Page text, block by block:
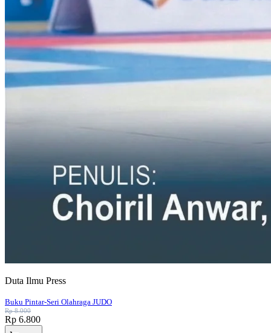
Duta Ilmu Press
Buku Pintar-Seri Olahraga JUDO
Rp 8.000
Rp 6.800